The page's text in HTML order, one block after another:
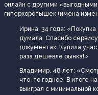
онлайн с другими
гиперкоротышек (имена
Ирина, 34 года:
думала. Спасибо
документах. Купила
раза дешевле рынка!»
Владимир, 48 лет:
что-то годное. В итоге
выиграл с минимальной